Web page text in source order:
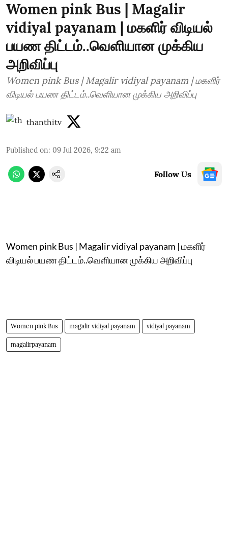
Women pink Bus | Magalir
vidiyal payanam | மகளிர் விடியல்
பயண திட்டம்..வெளியான முக்கிய
அறிவிப்பு
Women pink Bus | Magalir vidiyal payanam | மகளிர்
விடியல் பயண திட்டம்..வெளியான முக்கிய அறிவிப்பு
thanthitv
Published on: 09 Jul 2026, 9:22 am
Follow Us
Women pink Bus | Magalir vidiyal payanam | மகளிர்
விடியல் பயண திட்டம்..வெளியான முக்கிய அறிவிப்பு
Women pink Bus magalir vidiyal payanam vidiyal payanam
magalirpayanam